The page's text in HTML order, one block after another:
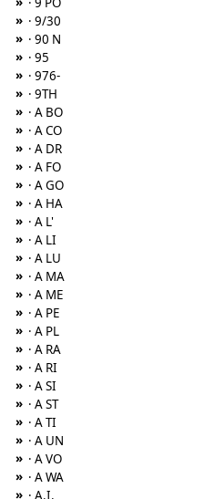
» · 9/30
» · 90 N
» · 95
» · 976-
» · 9TH
» · A BO
» · A CO
» · A DR
» · A FO
» · A GO
» · A HA
» · A L'
» · A LI
» · A LU
» · A MA
» · A ME
» · A PE
» · A PL
» · A RA
» · A RI
» · A SI
» · A ST
» · A TI
» · A UN
» · A VO
» · A WA
» · A.I.